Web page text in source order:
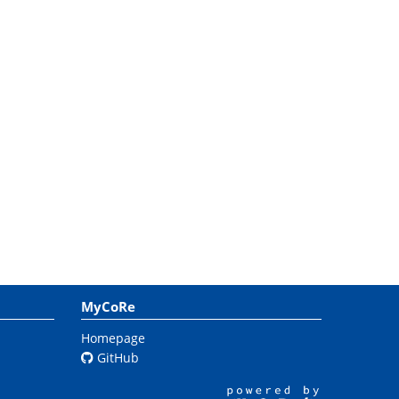
MyCoRe
Homepage
GitHub